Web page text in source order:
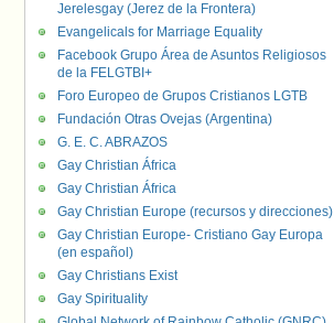
Jerelesgay (Jerez de la Frontera)
Evangelicals for Marriage Equality
Facebook Grupo Área de Asuntos Religiosos
de la FELGTBI+
Foro Europeo de Grupos Cristianos LGTB
Fundación Otras Ovejas (Argentina)
G. E. C. ABRAZOS
Gay Christian África
Gay Christian África
Gay Christian Europe (recursos y direcciones)
Gay Christian Europe- Cristiano Gay Europa
(en español)
Gay Christians Exist
Gay Spirituality